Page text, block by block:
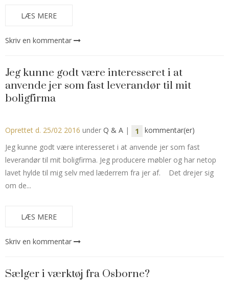
LÆS MERE
Skriv en kommentar
Jeg kunne godt være interesseret i at
anvende jer som fast leverandør til mit
boligfirma
Oprettet d. 25/02 2016 under Q & A | 1
kommentar(er)
Jeg kunne godt være interesseret i at anvende jer som fast
leverandør til mit boligfirma. Jeg producere møbler og har netop
lavet hylde til mig selv med læderrem fra jer af. Det drejer sig
om de...
LÆS MERE
Skriv en kommentar
Sælger i værktøj fra Osborne?